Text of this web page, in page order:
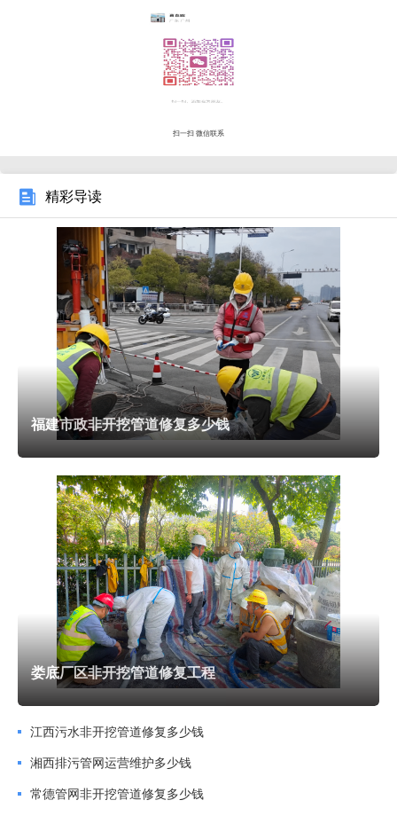
非开挖管道修复行业已形成完善的国家标准与行业规范，
确保施工质量与安全，标准包括 GB/T 37862-2019《非开挖
修复用塑料管道 总则》、CJJ/T 210-2014《城镇排水管道非
开挖修复更新工程技术规程》等。标准明确了非开挖管道修复
的术语定义、技术分类、材料性能、施工工艺、质量检测及验
收要求。质量控制贯穿施工全流程：原材料需检测树脂、玻璃
纤维、HDPE 管材等性能指标，确保符合标准；施工过程严格
管控清淤质量、内衬贴合度、固化温度与时间、注浆压力等关
键参数；修复后需通过 CCTV 复检、闭水试验、闭气试验、
结构强度检测等验收。非开挖管道修复验收合格标准包括：内
衬无破损、无褶皱、无气泡，接口密封严密，过流能力达标，
结构强度满足设计要求。严格执行质量控制标准与规范，可保
障非开挖管道修复工程质量稳定，避免后期返修，维护行业良
好发展秩序武汉市水务局
非开挖管道修复是指在不开挖或少量开挖地表的前提下，
利用设备、新材料和新工艺，对地下给排水、燃气、热力、工
业管道及电缆套管等进行结构性修复、功能性修复或整体更新
的技术体系。作为城市地下管网运维的 “微创技术”，非开挖管
道修复彻底颠覆了传统开挖修复模式，无需大面积破除路面、
迁移绿化或阻断交通，通过检查井或小型工作井即可完成作
业。其价值在于以小的地表扰动实现管道长效修复，适配
扫一扫 微信联系
精彩导读
福建市政非开挖管道修复多少钱
娄底厂区非开挖管道修复工程
江西污水非开挖管道修复多少钱
湘西排污管网运营维护多少钱
常德管网非开挖管道修复多少钱